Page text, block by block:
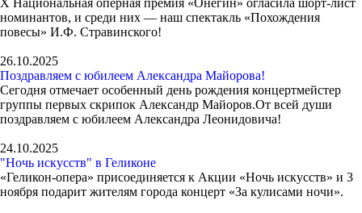
Х Национальная оперная премия «Онегин» огласила шорт-лист
номинантов, и среди них — наш спектакль «Похождения
повесы» И.Ф. Стравинского!
26.10.2025
Поздравляем с юбилеем Александра Майорова!
Сегодня отмечает особенный день рождения концертмейстер
группы первых скрипок Александр Майоров.От всей души
поздравляем с юбилеем Александра Леонидовича!
24.10.2025
"Ночь искусств" в Геликоне
«Геликон-опера» присоединяется к Акции «Ночь искусств» и 3
ноября подарит жителям города концерт «За кулисами ночи».